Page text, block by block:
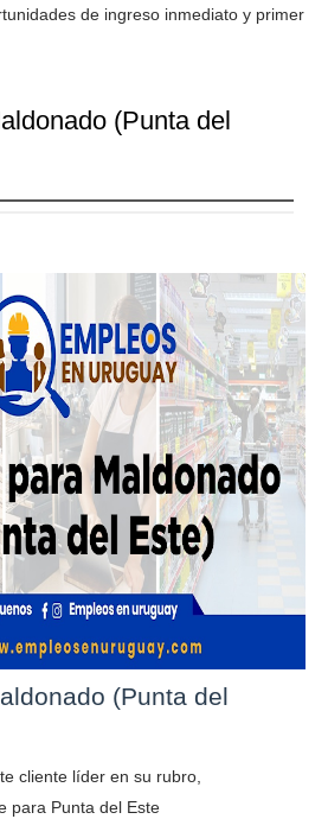
de ingreso inmediato y primer
(Punta del
(Punta del
cliente líder en su rubro,
para Punta del Este